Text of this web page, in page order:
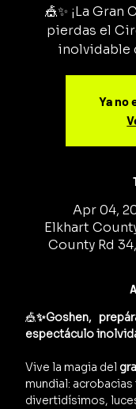
🎪✨ ¡La
pierdas el
inolvidable
Ya no
Apr 04,
Elkhart
County Rd
🎪✨Goshen,
espectáculo
Vive la magia del
mundial:
divertidísimos,